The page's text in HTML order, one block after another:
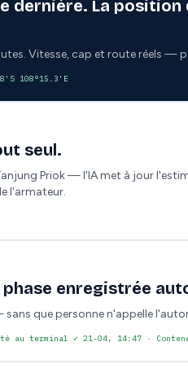
dernière. La position
Vitesse, cap et route réels —
108°15.3'E
seul.
Priok — l'IA met à jour
l'armateur.
phase enregistrée
que personne n'appelle
au terminal ✓ 21-04, 14:47 ·